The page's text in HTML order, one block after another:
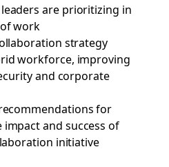
are prioritizing in
work
strategy
workforce, improving
and corporate
for
and success of
initiative